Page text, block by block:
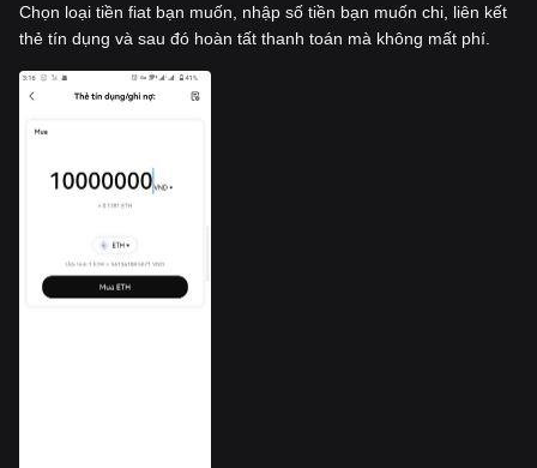
Chọn loại tiền fiat bạn muốn, nhập số tiền bạn muốn chi, liên kết
thẻ tín dụng và sau đó hoàn tất thanh toán mà không mất phí.